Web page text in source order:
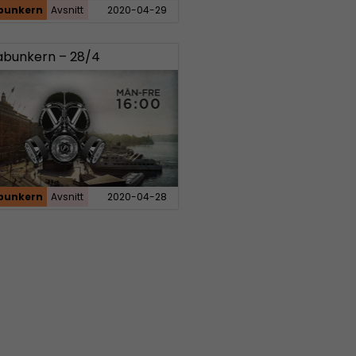
Avsnitt 2020-04-29
– 28/4
Avsnitt 2020-04-28